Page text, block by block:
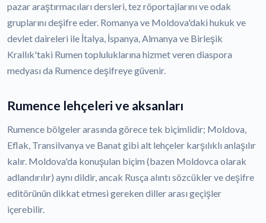
pazar araştırmacıları dersleri, tez röportajlarını ve odak
gruplarını deşifre eder. Romanya ve Moldova'daki hukuk ve
devlet daireleri ile İtalya, İspanya, Almanya ve Birleşik
Krallık'taki Rumen topluluklarına hizmet veren diaspora
medyası da Rumence deşifreye güvenir.
Rumence lehçeleri ve aksanları
Rumence bölgeler arasında görece tek biçimlidir; Moldova,
Eflak, Transilvanya ve Banat gibi alt lehçeler karşılıklı anlaşılır
kalır. Moldova'da konuşulan biçim (bazen Moldovca olarak
adlandırılır) aynı dildir, ancak Rusça alıntı sözcükler ve deşifre
editörünün dikkat etmesi gereken diller arası geçişler
içerebilir.